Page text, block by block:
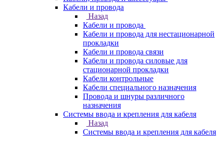
Кабели и провода
Назад
Кабели и провода
Кабели и провода для нестационарной
прокладки
Кабели и провода связи
Кабели и провода силовые для
стационарной прокладки
Кабели контрольные
Кабели специального назначения
Провода и шнуры различного
назначения
Системы ввода и крепления для кабеля
Назад
Системы ввода и крепления для кабеля